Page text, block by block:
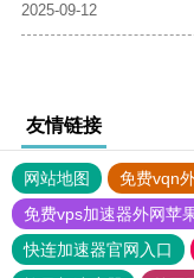
2025-09-12
友情链接
网站地图 免费vqn
免费vps加速器外网苹
快连加速器官网入口